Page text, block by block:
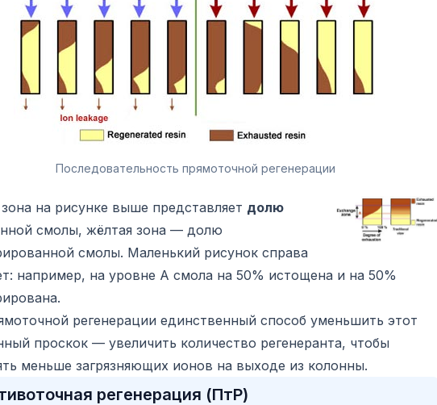
Последовательность прямоточной регенерации
на рисунке выше представляет долю
смолы, жёлтая зона — долю
смолы. Маленький рисунок справа
например, на уровне A смола на 50% истощена и на 50%
регенерации единственный способ уменьшить этот
проскок — увеличить количество регенеранта, чтобы
меньше загрязняющих ионов на выходе из колонны.
регенерация (ПтР)